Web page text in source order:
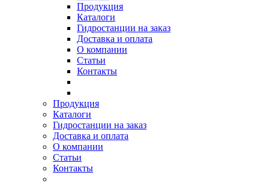
Продукция
Каталоги
Гидростанции на заказ
Доставка и оплата
О компании
Статьи
Контакты
Продукция
Каталоги
Гидростанции на заказ
Доставка и оплата
О компании
Статьи
Контакты